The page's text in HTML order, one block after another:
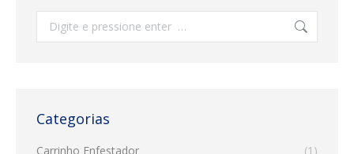
Search:
Categorias
Carrinho Enfestador
(1)